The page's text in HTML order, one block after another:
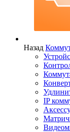
Назад
IP